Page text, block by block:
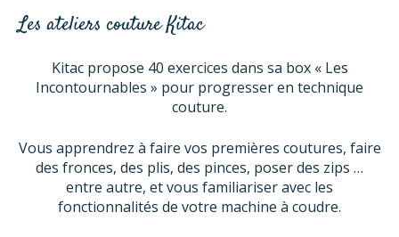
Les ateliers couture Kitac
Kitac propose 40 exercices dans sa box « Les
Incontournables » pour progresser en technique
couture.
Vous apprendrez à faire vos premières coutures, faire
des fronces, des plis, des pinces, poser des zips …
entre autre, et vous familiariser avec les
fonctionnalités de votre machine à coudre.